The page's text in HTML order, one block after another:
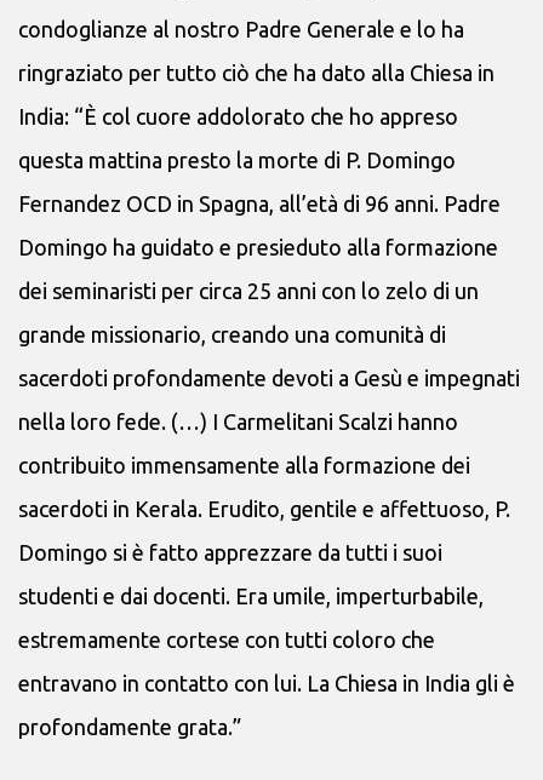
condoglianze al nostro Padre Generale e lo ha
ringraziato per tutto ciò che ha dato alla Chiesa in
India: “È col cuore addolorato che ho appreso
questa mattina presto la morte di P. Domingo
Fernandez OCD in Spagna, all’età di 96 anni. Padre
Domingo ha guidato e presieduto alla formazione
dei seminaristi per circa 25 anni con lo zelo di un
grande missionario, creando una comunità di
sacerdoti profondamente devoti a Gesù e impegnati
nella loro fede. (…) I Carmelitani Scalzi hanno
contribuito immensamente alla formazione dei
sacerdoti in Kerala. Erudito, gentile e affettuoso, P.
Domingo si è fatto apprezzare da tutti i suoi
studenti e dai docenti. Era umile, imperturbabile,
estremamente cortese con tutti coloro che
entravano in contatto con lui. La Chiesa in India gli è
profondamente grata.”